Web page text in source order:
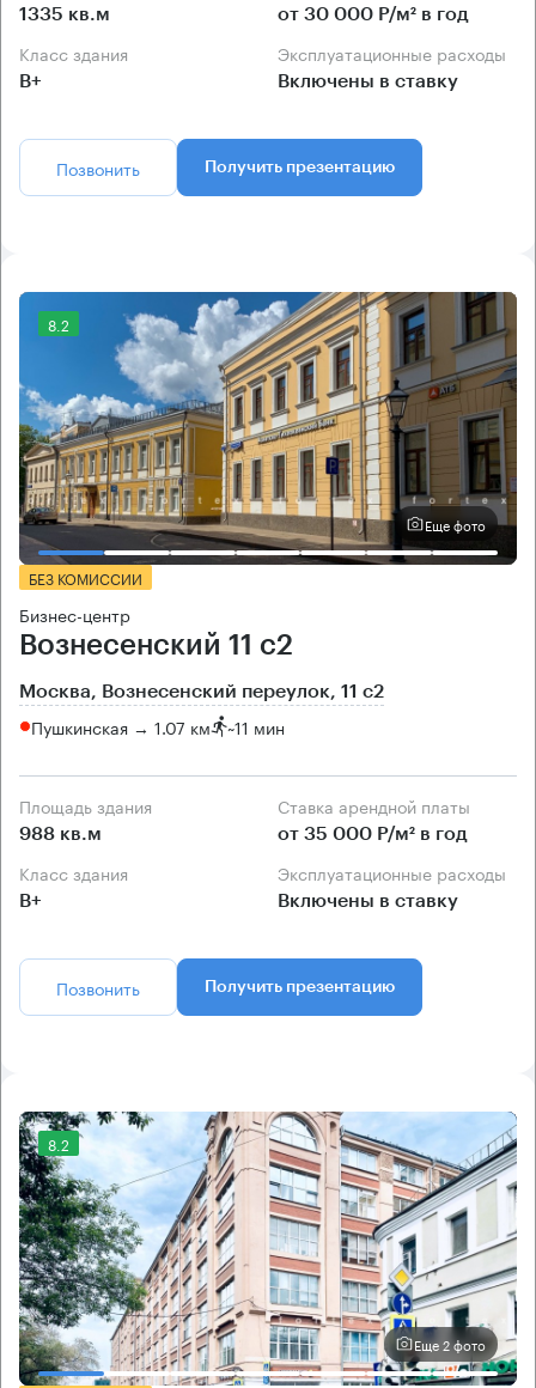
1335 кв.м от 30 000 Р/м² в год
Класс здания
B+
Эксплуатационные расходы
Включены в ставку
Позвонить Получить презентацию
8.2
Еще фото
БЕЗ КОМИССИИ
Бизнес-центр
Вознесенский 11 с2
Москва, Вознесенский переулок, 11 с2
Пушкинская → 1.07 км ~11 мин
Площадь здания
988 кв.м
Ставка арендной платы
от 35 000 Р/м² в год
Класс здания
B+
Эксплуатационные расходы
Включены в ставку
Позвонить Получить презентацию
8.2
Еще 2 фото